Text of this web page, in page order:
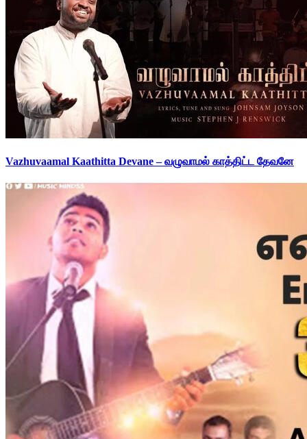
Vazhuvaamal Kaathitta Devane – வழுவாமல் காத்திட்ட தேவனே